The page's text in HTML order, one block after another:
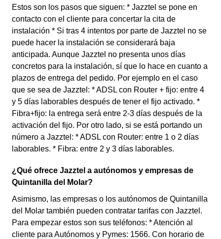
Estos son los pasos que siguen: * Jazztel se pone en
contacto con el cliente para concertar la cita de
instalación * Si tras 4 intentos por parte de Jazztel no se
puede hacer la instalación se considerará baja
anticipada. Aunque Jazztel no presenta unos días
concretos para la instalación, sí que lo hace en cuanto a
plazos de entrega del pedido. Por ejemplo en el caso
que se sea de Jazztel: * ADSL con Router + fijo: entre 4
y 5 días laborables después de tener el fijo activado. *
Fibra+fijo: la entrega será entre 2-3 días después de la
activación del fijo. Por otro lado, si se está portando un
número a Jazztel: * ADSL con Router: entre 1 o 2 días
laborables. * Fibra: entre 2 y 3 días laborables.
¿Qué ofrece Jazztel a autónomos y empresas de
Quintanilla del Molar?
Asimismo, las empresas o los autónomos de Quintanilla
del Molar también pueden contratar tarifas con Jazztel.
Para empezar estos son sus teléfonos: * Atención al
cliente para Autónomos y Pymes: 1566. Con horario de